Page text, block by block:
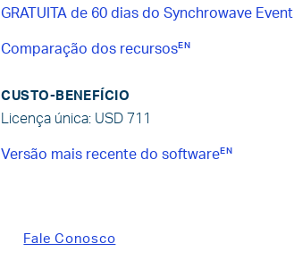
GRATUITA de 60 dias do Synchrowave Event
Comparação dos recursos
CUSTO-BENEFÍCIO
Licença única: USD 711
Versão mais recente do software
Fale Conosco